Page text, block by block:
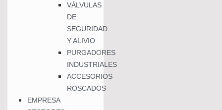
VÁLVULAS
DE
SEGURIDAD
Y ALIVIO
PURGADORES
INDUSTRIALES
ACCESORIOS
ROSCADOS
EMPRESA